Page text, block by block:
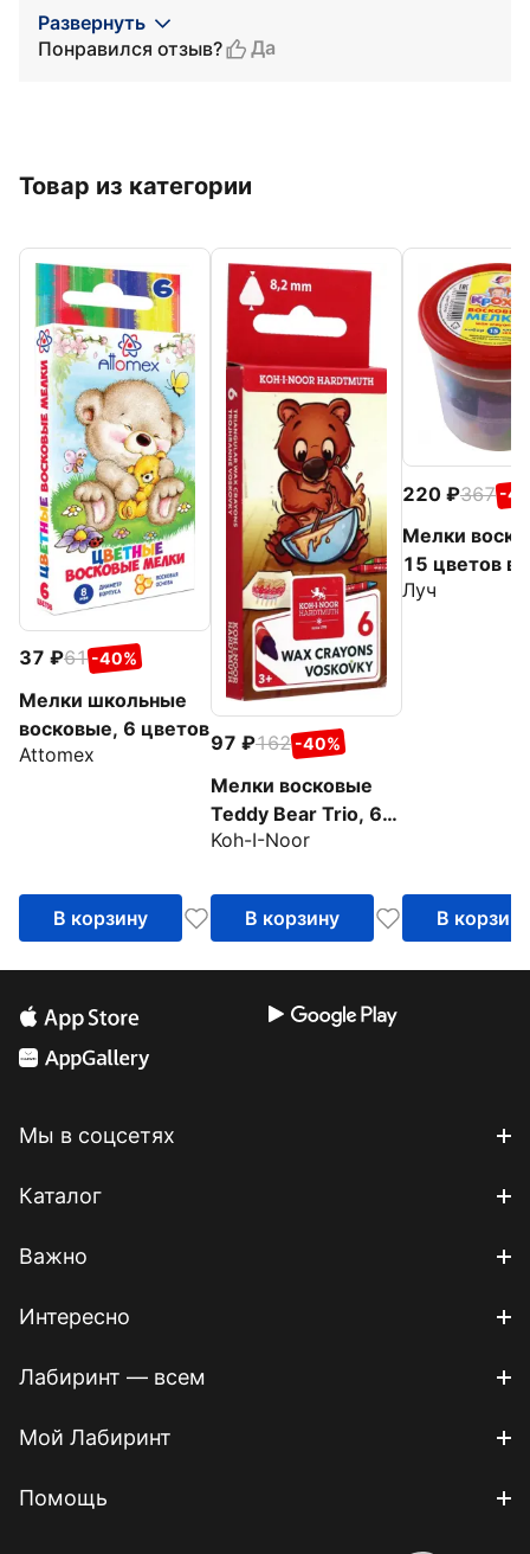
Развернуть
Понравился отзыв?
Да
Товар из категории
37 61 -40%
Мелки школьные
восковые, 6 цветов
Attomex
В корзину
97 162 -40%
Мелки восковые
Teddy Bear Trio, 6
цветов
Koh-I-Noor
В корзину
220 367 -
Мелки
15 цветов в
стакане
Луч
В корзину
Мы в соцсетях
Каталог
Важно
Интересно
Лабиринт — всем
Мой Лабиринт
Помощь